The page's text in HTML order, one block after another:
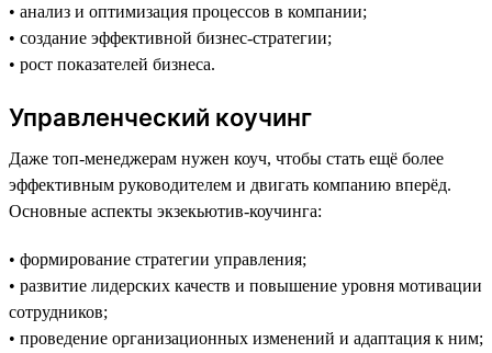
• анализ и оптимизация процессов в компании;
• создание эффективной бизнес-стратегии;
• рост показателей бизнеса.
Управленческий коучинг
Даже топ-менеджерам нужен коуч, чтобы стать ещё более
эффективным руководителем и двигать компанию вперёд.
Основные аспекты экзекьютив-коучинга:
• формирование стратегии управления;
• развитие лидерских качеств и повышение уровня мотивации
сотрудников;
• проведение организационных изменений и адаптация к ним;